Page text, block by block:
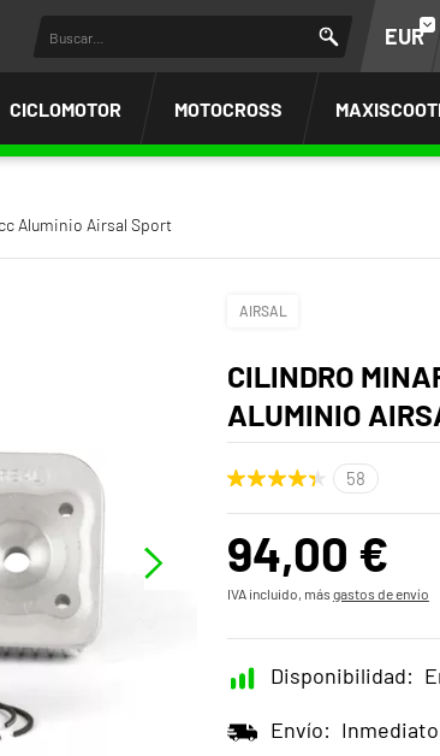
EUR
CICLOMOTOR MOTOCROSS
Aluminio Airsal Sport
AIRSAL
CILINDRO
ALUMINIO
94,00 €
IVA incluido, másgastos de envío
Disponibilidad:
Envío: Inmediato